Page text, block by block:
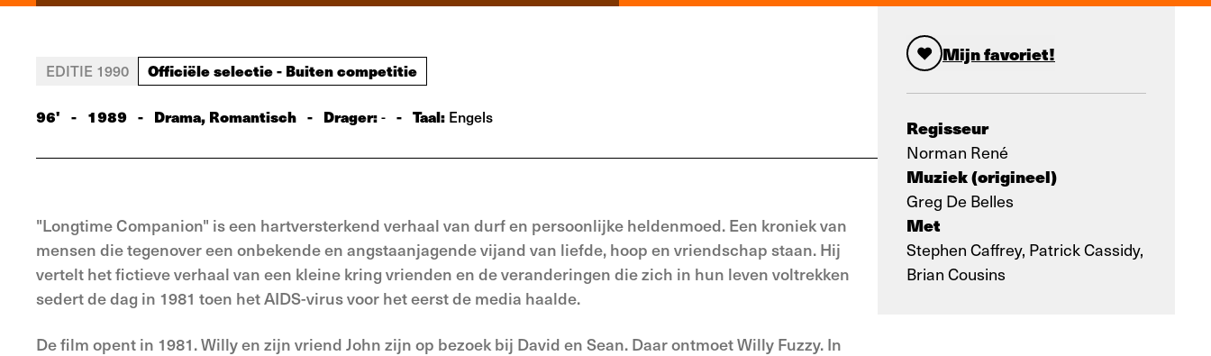
Mijn favoriet!
Regisseur
Norman René
Muziek (origineel)
Greg De Belles
Met
Stephen Caffrey, Patrick Cassidy,
Brian Cousins
EDITIE 1990 Officiële selectie - Buiten competitie
96' - 1989 - Drama, Romantisch - Drager:- - Taal: Engels
"Longtime Companion" is een hartversterkend verhaal van durf en persoonlijke heldenmoed. Een kroniek van
mensen die tegenover een onbekende en angstaanjagende vijand van liefde, hoop en vriendschap staan. Hij
vertelt het fictieve verhaal van een kleine kring vrienden en de veranderingen die zich in hun leven voltrekken
sedert de dag in 1981 toen het AIDS-virus voor het eerst de media haalde.
De film opent in 1981. Willy en zijn vriend John zijn op bezoek bij David en Sean. Daar ontmoet Willy Fuzzy. In